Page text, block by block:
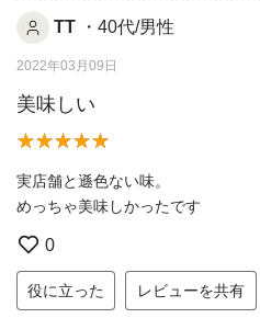
TT ・40代/男性
2022年03月09日
美味しい
実店舗と遜色ない味。
めっちゃ美味しかったです
0
役に立った レビューを共有